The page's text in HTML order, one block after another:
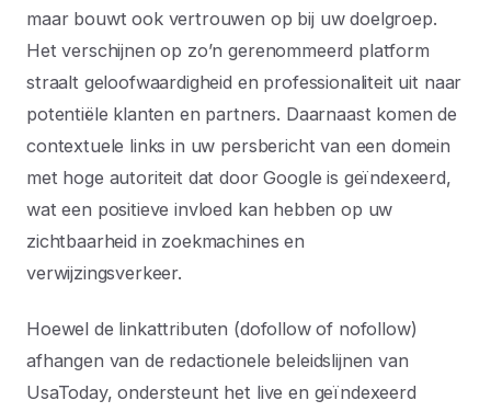
maar bouwt ook vertrouwen op bij uw doelgroep.
Het verschijnen op zo’n gerenommeerd platform
straalt geloofwaardigheid en professionaliteit uit naar
potentiële klanten en partners. Daarnaast komen de
contextuele links in uw persbericht van een domein
met hoge autoriteit dat door Google is geïndexeerd,
wat een positieve invloed kan hebben op uw
zichtbaarheid in zoekmachines en
verwijzingsverkeer.
Hoewel de linkattributen (dofollow of nofollow)
afhangen van de redactionele beleidslijnen van
UsaToday, ondersteunt het live en geïndexeerd